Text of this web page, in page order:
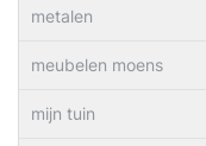
metalen
meubelen moens
mijn tuin